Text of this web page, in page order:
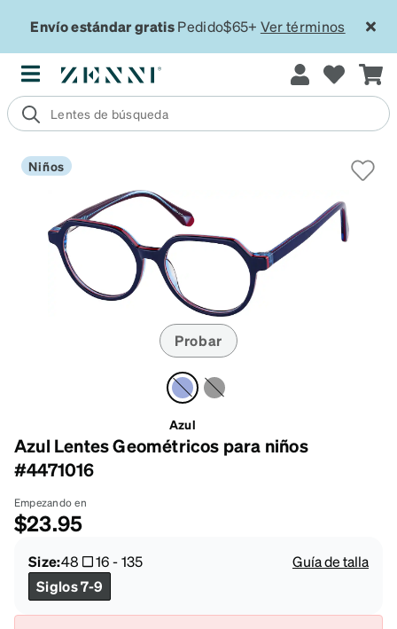
Envío estándar gratisPedido$65+ Ver términos
Niños
Probar
Azul
Azul Lentes Geométricos para niños
#4471016
Empezando en
$23.95
Size:48 16-135
Guía de talla
Siglos 7-9